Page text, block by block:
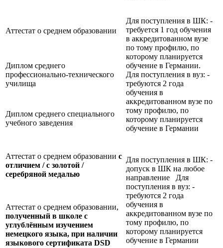
Аттестат о среднем образовании
Для поступления в ШК: -
требуется 1 год обучения
в аккредитованном вузе
по тому профилю, по
которому планируется
обучение в Германии.
Для поступления в вуз: -
требуются 2 года
обучения в
аккредитованном вузе по
тому профилю, по
которому планируется
обучение в Германии
Диплом среднего
профессионально-технического
училища
Диплом среднего специального
учебного заведения
Аттестат о среднем образовании с
отличием / с золотой /
серебряной медалью
Для поступления в ШК: -
допуск в ШК на любое
направление Для
поступления в вуз: -
требуются 2 года
обучения в
аккредитованном вузе по
тому профилю, по
которому планируется
обучение в Германии
Аттестат о среднем образовании,
полученный в школе с
углублённым изучением
немецкого языка, при наличии
языкового сертификата DSD